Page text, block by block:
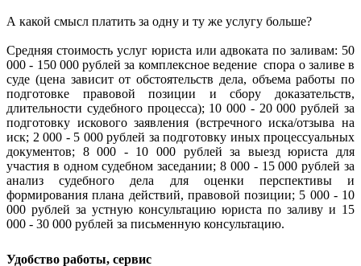
А какой смысл платить за одну и ту же услугу больше?
Средняя стоимость услуг юриста или адвоката по заливам: 50
000 - 150 000 рублей за комплексное ведение спора о заливе в
суде (цена зависит от обстоятельств дела, объема работы по
подготовке правовой позиции и сбору доказательств,
длительности судебного процесса); 10 000 - 20 000 рублей за
подготовку искового заявления (встречного иска/отзыва на
иск; 2 000 - 5 000 рублей за подготовку иных процессуальных
документов; 8 000 - 10 000 рублей за выезд юриста для
участия в одном судебном заседании; 8 000 - 15 000 рублей за
анализ судебного дела для оценки перспективы и
формирования плана действий, правовой позиции; 5 000 - 10
000 рублей за устную консультацию юриста по заливу и 15
000 - 30 000 рублей за письменную консультацию.
Удобство работы, сервис